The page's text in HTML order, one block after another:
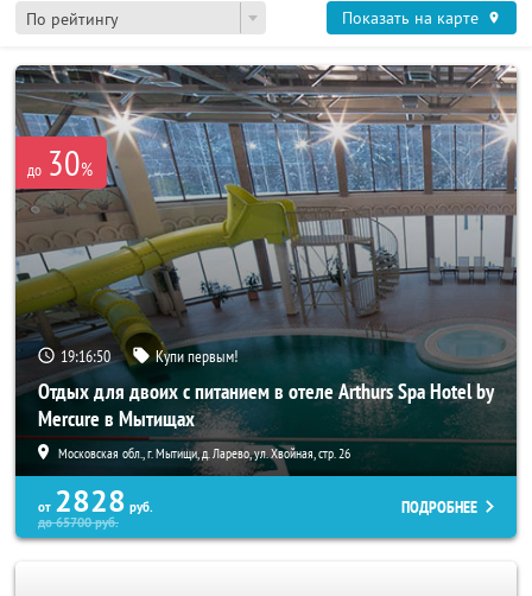
По рейтингу Показать на карте
до 30%
19:16:49 Купи первым!
Отдых для двоих с питанием в отеле Arthurs Spa Hotel by
Mercure в Мытищах
Московская обл., г. Мытищи, д. Ларево, ул. Хвойная, стр. 26
от 2828 руб.
до65700руб.
ПОДРОБНЕЕ